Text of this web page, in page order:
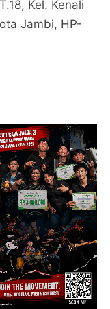
Kel. Kenali
Jambi, HP-